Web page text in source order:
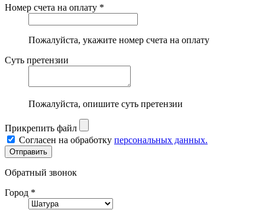
Номер счета на оплату *
Пожалуйста, укажите номер счета на оплату
Суть претензии
Пожалуйста, опишите суть претензии
Прикрепить файл
Согласен на обработку персональных данных.
Обратный звонок
Город *